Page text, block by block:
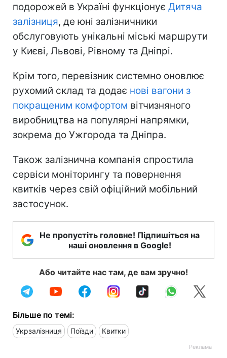
подорожей в Україні функціонує Дитяча
залізниця, де юні залізничники
обслуговують унікальні міські маршрути
у Києві, Львові, Рівному та Дніпрі.
Крім того, перевізник системно оновлює
рухомий склад та додає нові вагони з
покращеним комфортом вітчизняного
виробництва на популярні напрямки,
зокрема до Ужгорода та Дніпра.
Також залізнична компанія спростила
сервіси моніторингу та повернення
квитків через свій офіційний мобільний
застосунок.
Не пропустіть головне! Підпишіться на
наші оновлення в Google!
Або читайте нас там, де вам зручно!
Більше по темі:
Укрзалізниця Поїзди Квитки